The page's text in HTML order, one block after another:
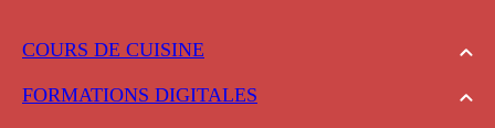
COURS DE CUISINE
FORMATIONS DIGITALES